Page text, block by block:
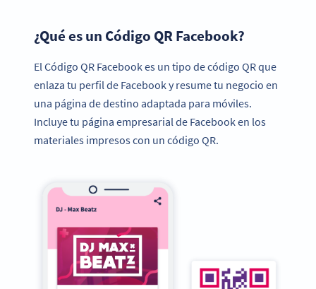
¿Qué es un Código QR Facebook?
El Código QR Facebook es un tipo de código QR que
enlaza tu perfil de Facebook y resume tu negocio en
una página de destino adaptada para móviles.
Incluye tu página empresarial de Facebook en los
materiales impresos con un código QR.